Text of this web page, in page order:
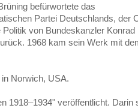
befürwortete das
Partei Deutschlands, der
von Bundeskanzler Konrad
1968 kam sein Werk mit
Norwich, USA.
1918–1934" veröffentlicht. Darin